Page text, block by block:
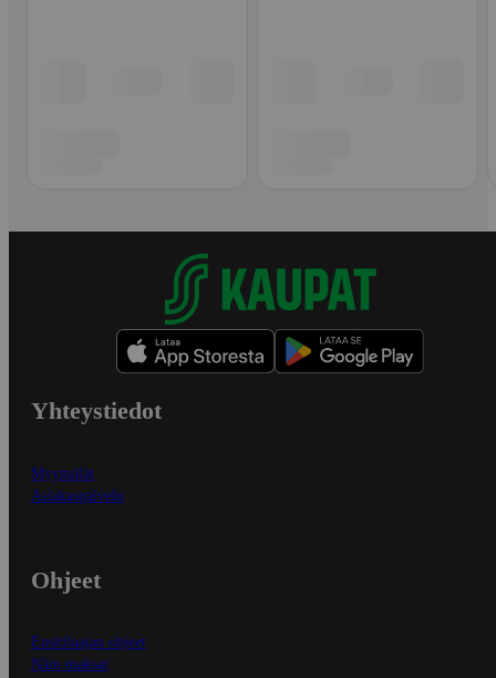
Yhteystiedot
Myymälät
Asiakaspalvelu
Ohjeet
Ensitilaajan ohjeet
Näin maksat